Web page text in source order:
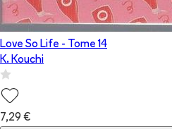
Love So Life - Tome 14
K. Kouchi
7,29 €